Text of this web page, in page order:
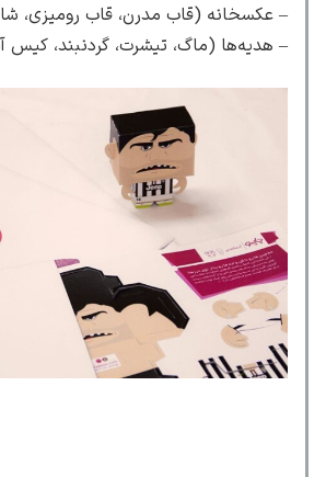
پیر آگوست رنوآر
– عکسخانه (قاب مدرن، قاب رومیزی،
– هدیه‌ها (ماگ، تیشرت، گردنبند، کیس